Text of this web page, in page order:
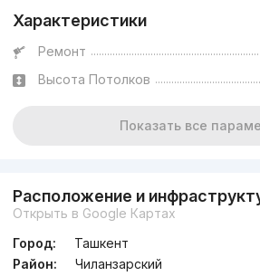
Характеристики
Ремонт
Высота Потолков
Показать все
Расположение и
Открыть в Google Картах
Город:
Ташкент
Район:
Чиланзарский